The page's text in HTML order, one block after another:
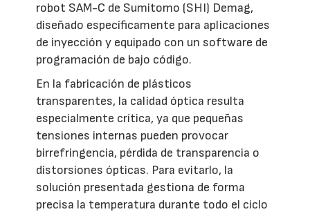
robot SAM-C de Sumitomo (SHI) Demag,
diseñado específicamente para aplicaciones
de inyección y equipado con un software de
programación de bajo código.
En la fabricación de plásticos
transparentes, la calidad óptica resulta
especialmente crítica, ya que pequeñas
tensiones internas pueden provocar
birrefringencia, pérdida de transparencia o
distorsiones ópticas. Para evitarlo, la
solución presentada gestiona de forma
precisa la temperatura durante todo el ciclo